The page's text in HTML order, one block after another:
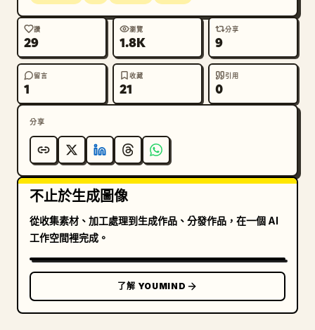
服饰连续性要求
整组婚纱照中，新娘与新郎必须保持 同一套固定的明制婚
礼服饰，不能因为分镜变化而更换服装款式、头饰结构、主
纹样、主色或整体造型。不同照片只允许因为拍摄角度、动
套婚服。
新娘固定婚服设定
新娘固定穿 同一套明制大红婚服，整体为凤冠霞帔婚礼造
带、古典袄裙或大袖礼服结构。
服装主色固定为 正红色 + 金色刺绣 + 少量点翠蓝头饰细
节。
服装纹样固定为 凤凰、牡丹、云纹、团花、海水江崖等传
统吉祥纹样，整体风格华贵、庄重、繁复，不要每一张换一
种图案逻辑。
讚
29
瀏覽
1.8K
分享
9
留言
1
收藏
21
引用
0
分享
不止於生成圖像
從收集素材、加工處理到生成作品、分發作品，在一個 AI
工作空間裡完成。
了解 YOUMIND